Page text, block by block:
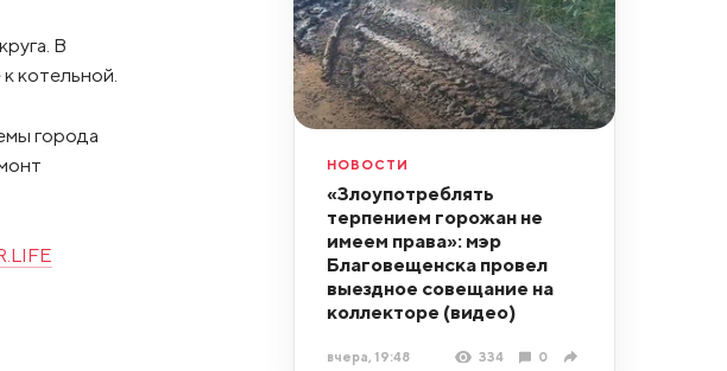
В
котельной.
города
НОВОСТИ
«Злоупотреблять
терпением горожан не
имеем права»: мэр
Благовещенска провел
выездное совещание на
коллекторе (видео)
вчера, 19:48 334 0